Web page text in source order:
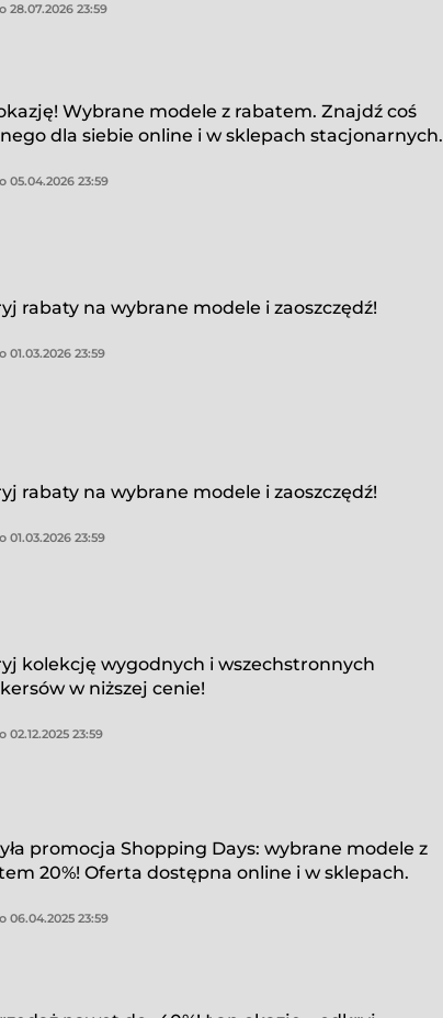
28.07.2026 23:59
Wybrane modele z rabatem. Znajdź coś
dla siebie online i w sklepach stacjonarnych.
05.04.2026 23:59
rabaty na wybrane modele i zaoszczędź!
01.03.2026 23:59
rabaty na wybrane modele i zaoszczędź!
01.03.2026 23:59
kolekcję wygodnych i wszechstronnych
w niższej cenie!
02.12.2025 23:59
promocja Shopping Days: wybrane modele z
20%! Oferta dostępna online i w sklepach.
06.04.2025 23:59